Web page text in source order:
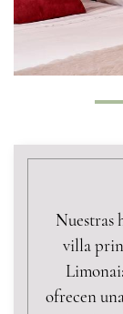
Nuestras
villa
ofrecen